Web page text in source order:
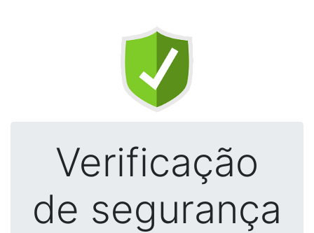
Verificação
de segurança